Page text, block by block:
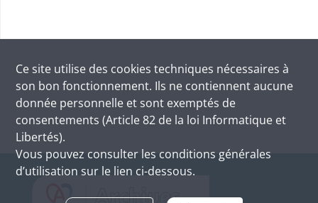
Ce site utilise des cookies techniques nécessaires à
son bon fonctionnement. Ils ne contiennent aucune
donnée personnelle et sont exemptés de
consentements (Article 82 de la loi Informatique et
Libertés).
Vous pouvez consulter les conditions générales
d’utilisation sur le lien ci-dessous.